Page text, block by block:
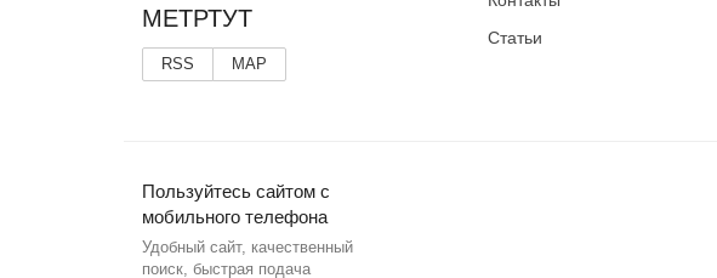
МЕТРТУТ
RSS MAP
Статьи
Пользуйтесь сайтом с
мобильного телефона
Удобный сайт, качественный
поиск, быстрая подача